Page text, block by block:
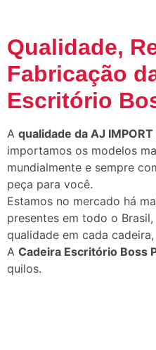
Qualidade,
Fabricação
Escritório
A qualidade da AJ IMPORT
importamos os modelos
mundialmente e sempre
peça para você.
Estamos no mercado há
presentes em todo o
qualidade em cada
A Cadeira Escritório Boss
quilos.